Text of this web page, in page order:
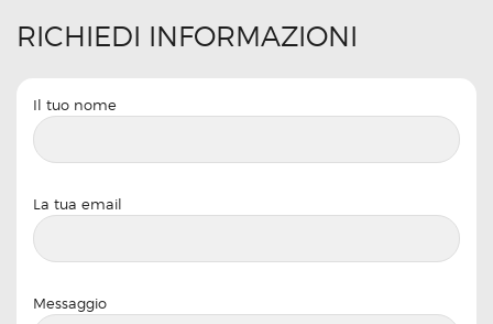
RICHIEDI INFORMAZIONI
Il tuo nome
La tua email
Messaggio